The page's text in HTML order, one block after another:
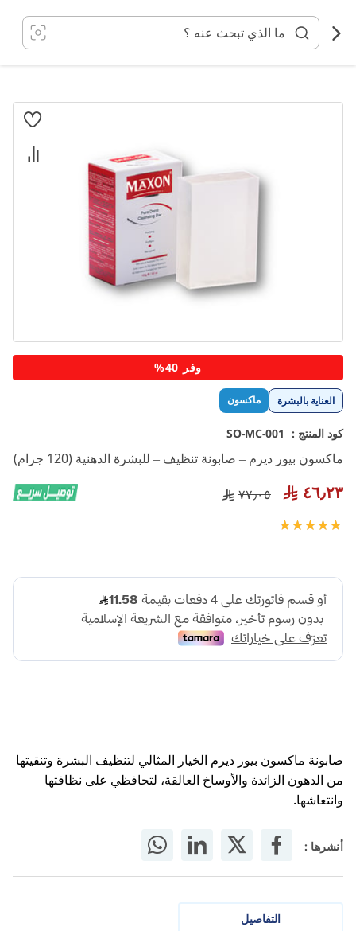
المحتوى
العناية بالبشرة ماكسون
كود المنتج : SO-MC-001
ماكسون بيور ديرم – صابونة تنظيف – للبشرة الدهنية (120 جرام)
٤٦٫٢٣ ٧٧٫٠٥
تقييم:
صابونة ماكسون بيور ديرم الخيار المثالي لتنظيف البشرة وتنقيتها
من الدهون الزائدة والأوساخ العالقة، لتحافظي على نظافتها
وانتعاشها.
أنشرها :
انتقل
تخطي
إلى
بداية
معرض
الصور
وفر 40%
التفاصيل